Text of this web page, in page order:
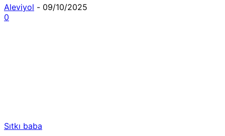
Aleviyol - 09/10/2025
0
Sıtkı baba